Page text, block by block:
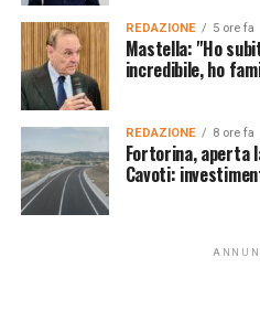
REDAZIONE 5 ore fa
Mastella: "Ho
incredibile, ho
REDAZIONE 8 ore fa
Fortorina, aperta
Cavoti: